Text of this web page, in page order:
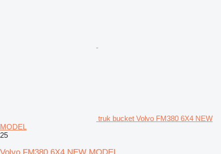
truk bucket Volvo FM380 6X4 NEW
MODEL
25